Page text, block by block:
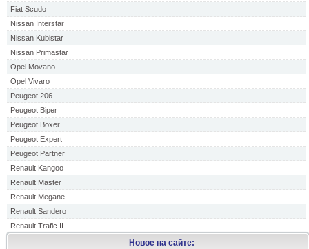
Fiat Scudo
Nissan Interstar
Nissan Kubistar
Nissan Primastar
Opel Movano
Opel Vivaro
Peugeot 206
Peugeot Biper
Peugeot Boxer
Peugeot Expert
Peugeot Partner
Renault Kangoo
Renault Master
Renault Megane
Renault Sandero
Renault Trafic II
Новое на сайте: